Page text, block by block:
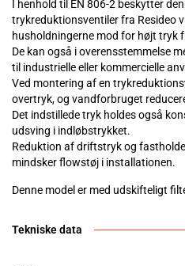
I henhold til EN 806-2 beskytter
trykreduktionsventiler fra Resideo
husholdningerne mod for højt tryk
De kan også i overensstemmelse
til industrielle eller kommercielle
Ved montering af en
overtryk, og vandforbruget
Det indstillede tryk holdes også
udsving i indløbstrykket.
Reduktion af driftstryk og
mindsker flowstøj i installationen.
Denne model er med udskifteligt
Tekniske data